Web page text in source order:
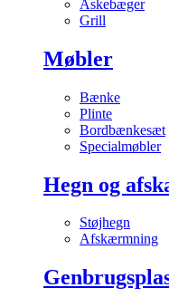
Askebæger
Grill
Møbler
Bænke
Plinte
Bordbænkesæt
Specialmøbler
Hegn og
Støjhegn
Afskærmning